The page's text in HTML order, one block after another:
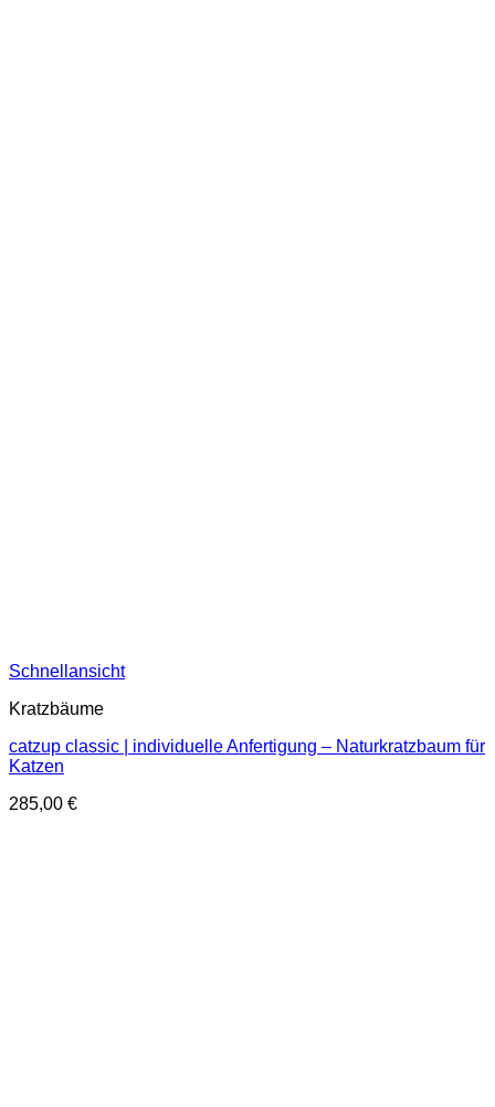
Schnellansicht
Kratzbäume
catzup classic | individuelle Anfertigung – Naturkratzbaum für
Katzen
285,00 €